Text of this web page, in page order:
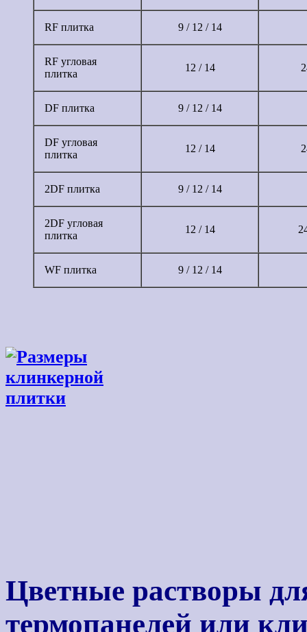
RF плитка 9 / 12 / 14
RF угловая
плитка
12 / 14
DF плитка 9 / 12 / 14
DF угловая
плитка
12 / 14
2DF плитка 9 / 12 / 14
2DF угловая
плитка
12 / 14
WF плитка 9 / 12 / 14
Цветные растворы
термопанелей или